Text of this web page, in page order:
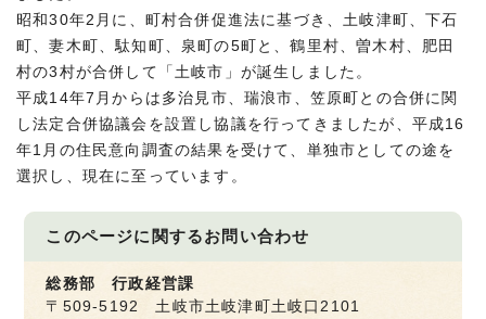
昭和30年2月に、町村合併促進法に基づき、土岐津町、下石
町、妻木町、駄知町、泉町の5町と、鶴里村、曽木村、肥田
村の3村が合併して「土岐市」が誕生しました。
平成14年7月からは多治見市、瑞浪市、笠原町との合併に関
し法定合併協議会を設置し協議を行ってきましたが、平成16
年1月の住民意向調査の結果を受けて、単独市としての途を
選択し、現在に至っています。
このページに関するお問い合わせ
総務部 行政経営課
〒509-5192 土岐市土岐津町土岐口2101